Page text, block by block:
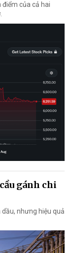
điểm của cả hai
gánh chi
nhưng hiệu quả